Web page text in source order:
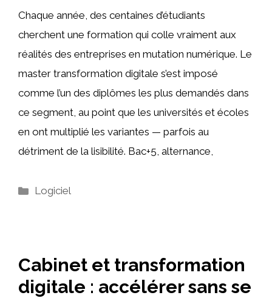
Chaque année, des centaines d’étudiants
cherchent une formation qui colle vraiment aux
réalités des entreprises en mutation numérique. Le
master transformation digitale s’est imposé
comme l’un des diplômes les plus demandés dans
ce segment, au point que les universités et écoles
en ont multiplié les variantes — parfois au
détriment de la lisibilité. Bac+5, alternance,
Catégories
Logiciel
Cabinet et transformation
digitale : accélérer sans se